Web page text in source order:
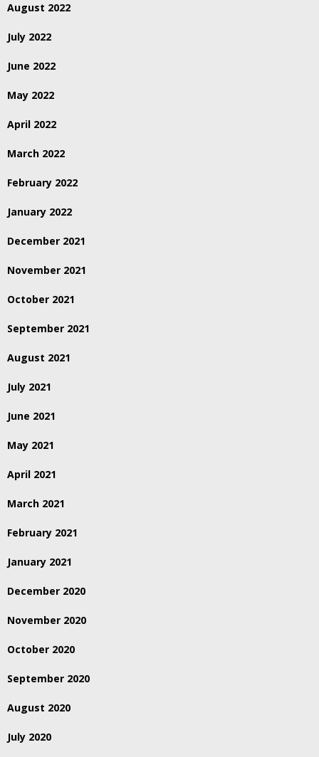
August 2022
July 2022
June 2022
May 2022
April 2022
March 2022
February 2022
January 2022
December 2021
November 2021
October 2021
September 2021
August 2021
July 2021
June 2021
May 2021
April 2021
March 2021
February 2021
January 2021
December 2020
November 2020
October 2020
September 2020
August 2020
July 2020